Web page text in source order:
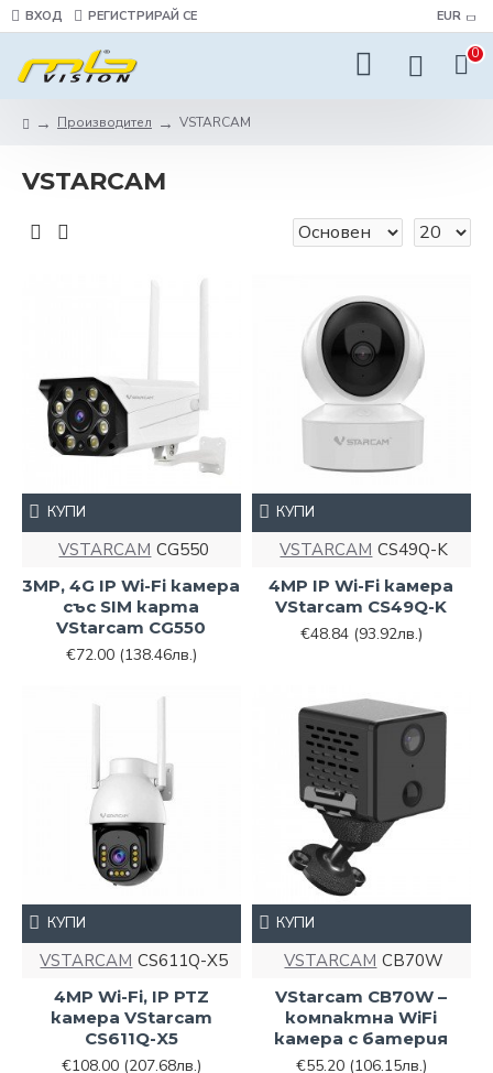
ВХОД РЕГИСТРИРАЙ СЕ EUR
0
Производител VSTARCAM
VSTARCAM
VSTARCAM CG550
3MP, 4G IP Wi-Fi камера
със SIM карта
VStarcam CG550
€72.00 (138.46лв.)
КУПИ
VSTARCAM CS49Q-K
4MP IP Wi-Fi камера
VStarcam CS49Q-K
€48.84 (93.92лв.)
КУПИ
VSTARCAM CS611Q-X5
4MP Wi-Fi, IP PTZ
камера VStarcam
CS611Q-X5
€108.00 (207.68лв.)
КУПИ
VSTARCAM CB70W
VStarcam CB70W –
компактна WiFi
камера с батерия
€55.20 (106.15лв.)
КУПИ